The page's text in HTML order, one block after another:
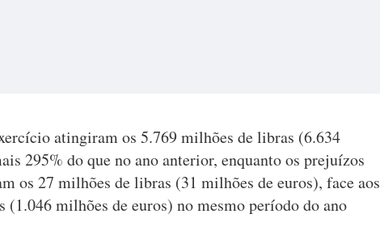
atingiram os 5.769 milhões de libras (6.634
295% do que no ano anterior, enquanto os prejuízos
os 27 milhões de libras (31 milhões de euros), face aos
(1.046 milhões de euros) no mesmo período do ano